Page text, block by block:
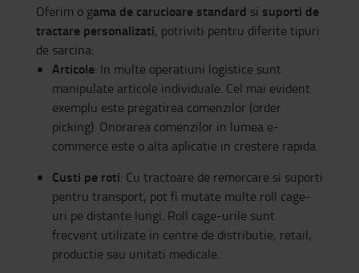
Oferim o gama de carucioare standard si suporti de
tractare personalizati, potriviti pentru diferite tipuri
de sarcina:
Articole: In multe operatiuni logistice sunt
manipulate articole individuale. Cel mai evident
exemplu este pregatirea comenzilor (order
picking). Onorarea comenzilor in lumea e-
commerce este o alta aplicatie in crestere rapida.
Custi pe roti: Cu tractoare de remorcare si suporti
pentru transport, pot fi mutate multe roll cage-
uri pe distante lungi. Roll cage-urile sunt
frecvent utilizate in centre de distributie, retail,
productie sau unitati medicale.